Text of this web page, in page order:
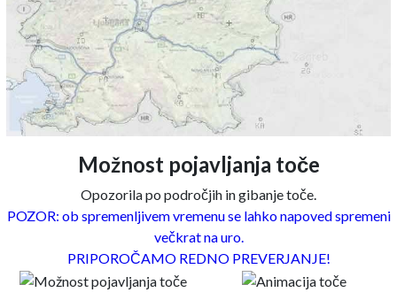
Možnost pojavljanja toče
Opozorila po področjih in gibanje toče.
POZOR: ob spremenljivem vremenu se lahko napoved spremeni
večkrat na uro.
PRIPOROČAMO REDNO PREVERJANJE!